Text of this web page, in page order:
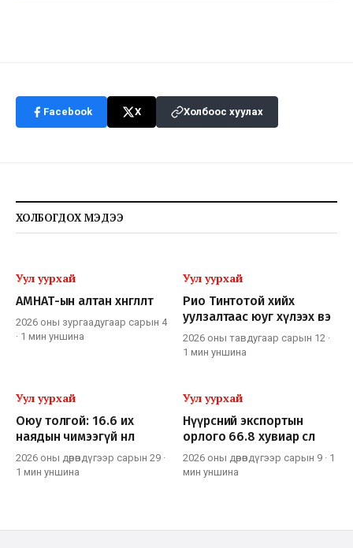
Facebook X Холбоос хуулах
ХОЛБОГДОХ МЭДЭЭ
Уул уурхай
АМНАТ-ын алтан хөнгөлөлт
2026 оны зургаадугаар сарын 4
· 1 мин уншина
Уул уурхай
Рио Тинтотой хийх
уулзалтаас юуг хүлээх вэ
2026 оны тавдугаар сарын 12 ·
1 мин уншина
Уул уурхай
Оюу толгой: 16.6 их
наядын чимээгүй нөлөө
2026 оны дөрөвдүгээр сарын 29 ·
1 мин уншина
Уул уурхай
Нүүрсний экспортын
орлого 66.8 хувиар өслөө
2026 оны дөрөвдүгээр сарын 9 · 1
мин уншина